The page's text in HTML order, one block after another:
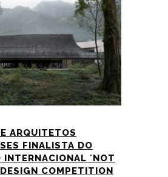
ARQUITETOS
FINALISTA DO
INTERNACIONAL ´NOT
COMPETITION